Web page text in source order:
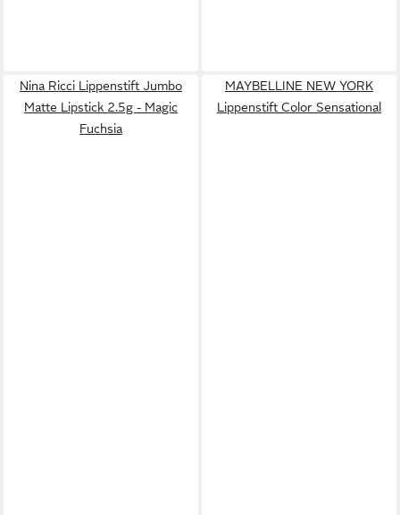
Nina Ricci Lippenstift Jumbo
Matte Lipstick 2.5g - Magic
Fuchsia
MAYBELLINE NEW YORK
Lippenstift Color Sensational